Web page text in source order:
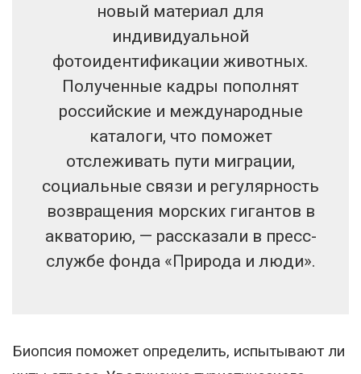
новый материал для
индивидуальной
фотоидентификации животных.
Полученные кадры пополнят
российские и международные
каталоги, что поможет
отслеживать пути миграции,
социальные связи и регулярность
возвращения морских гигантов в
акваторию, — рассказали в пресс-
службе фонда «Природа и люди».
Биопсия поможет определить, испытывают ли